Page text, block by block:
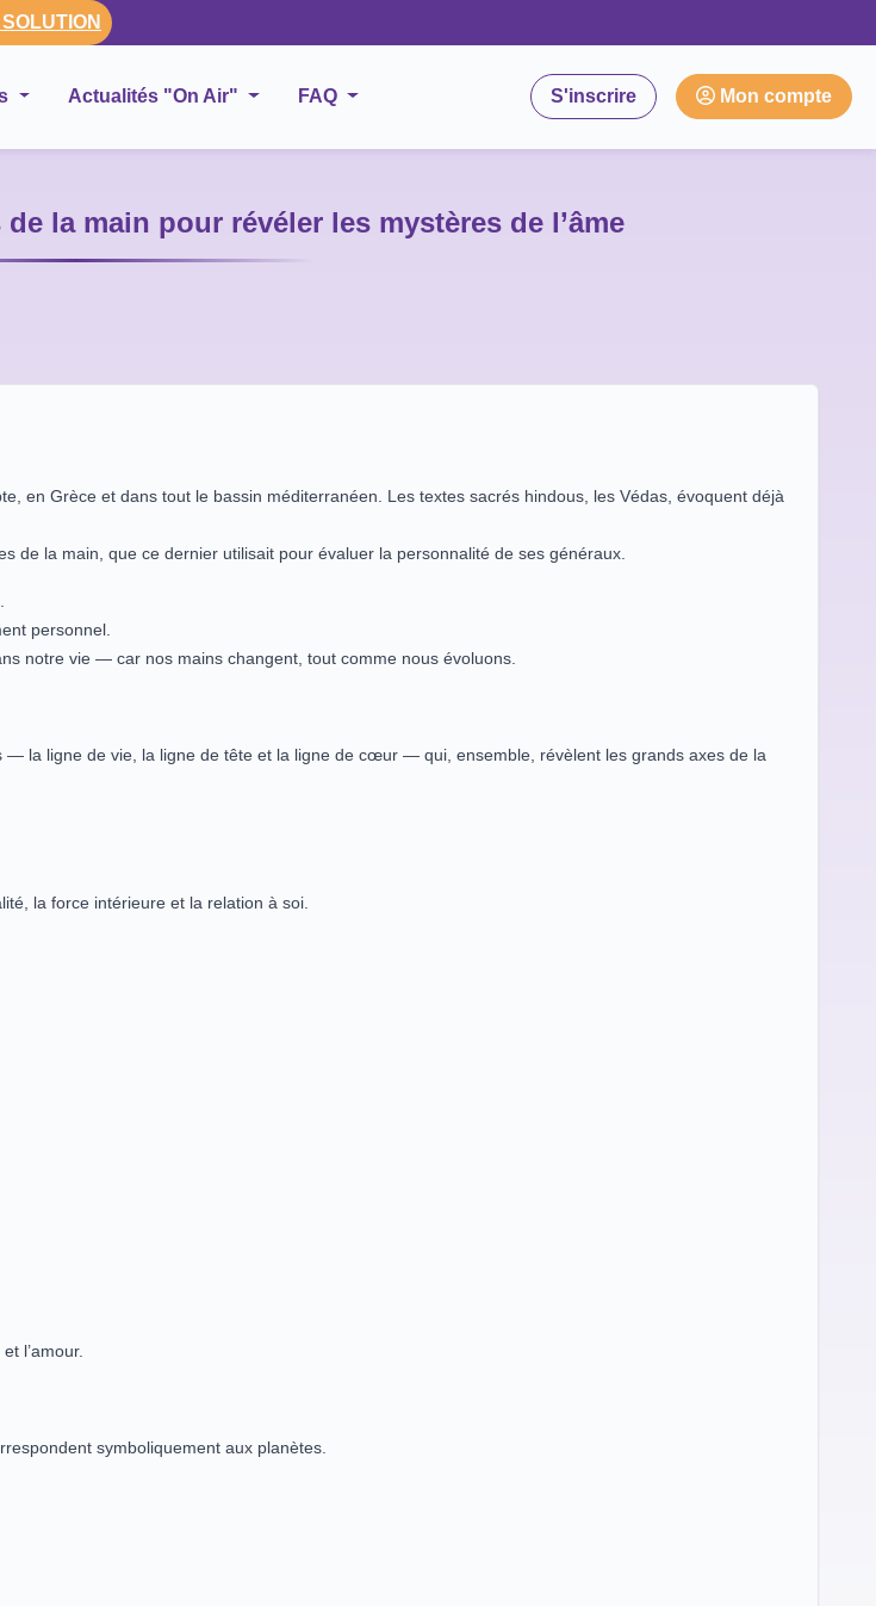
Actualités "On Air" FAQ S'inscrire Mon compte
la main pour révéler les mystères de l’âme
en Grèce et dans tout le bassin méditerranéen. Les textes sacrés hindous, les Védas, évoquent déjà
de la main, que ce dernier utilisait pour évaluer la personnalité de ses généraux.
personnel.
notre vie — car nos mains changent, tout comme nous évoluons.
la ligne de vie, la ligne de tête et la ligne de cœur — qui, ensemble, révèlent les grands axes de la
la force intérieure et la relation à soi.
l’amour.
symboliquement aux planètes.